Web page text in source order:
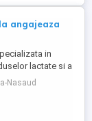
angajeaza
in
lactate si a
Sofer
lapte
industriei
Nasaud